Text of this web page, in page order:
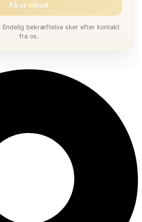
Få et tilbud
Endelig bekræftelse sker efter kontakt
fra os.